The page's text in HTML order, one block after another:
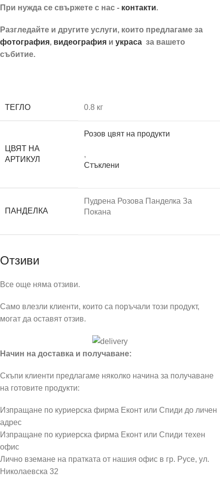
При нужда се свържете с нас - контакти.
Разгледайте и другите услуги, които предлагаме за
фотография, видеография и украса за вашето
събитие.
ТЕГЛО 0.8 кг
ЦВЯТ НА
АРТИКУЛ
Розов цвят на продукти
,
Стъклени
ПАНДЕЛКА
Пудрена Розова Панделка За
Покана
Отзиви
Все още няма отзиви.
Само влезли клиенти, които са поръчали този продукт,
могат да оставят отзив.
Начин на доставка и получаване:
Скъпи клиенти предлагаме няколко начина за получаване
на готовите продукти:
Изпращане по куриерска фирма Еконт или Спиди до личен
адрес
Изпращане по куриерска фирма Еконт или Спиди техен
офис
Лично вземане на пратката от нашия офис в гр. Русе, ул.
Николаевска 32